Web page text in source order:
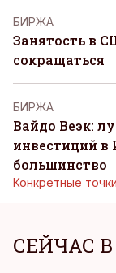
БИРЖА
Занятость в
сокращаться
БИРЖА
Вайдо Веэк:
инвестиций в
большинство
Конкретные
СЕЙЧАС